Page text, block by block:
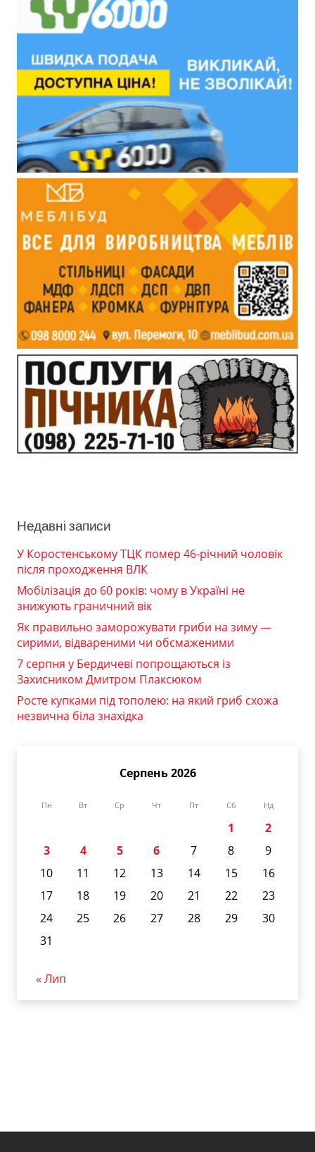
Недавні записи
У Коростенському ТЦК помер 46-річний чоловік
після проходження ВЛК
Мобілізація до 60 років: чому в Україні не
знижують граничний вік
Як правильно заморожувати гриби на зиму —
сирими, відвареними чи обсмаженими
7 серпня у Бердичеві попрощаються із
Захисником Дмитром Плаксюком
Росте купками під тополею: на який гриб схожа
незвична біла знахідка
Серпень 2026
Пн Вт Ср Чт Пт Сб Нд
1
2
3
4 5 6 7 8
9
10
11 12 13 14 15
16
17
18 19 20 21 22
23
24
25 26 27 28 29
30
31
« Лип